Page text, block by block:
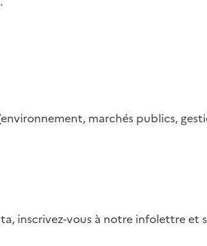
marchés publics,
inscrivez-vous à notre infolettre et